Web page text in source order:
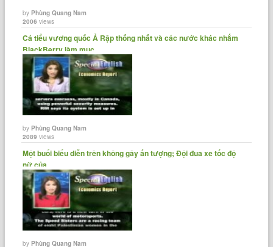
byPhùng Quang Nam
2006 views
Cá tiểu vương quốc Ả Rập thống nhất và các nước khác nhắm
BlackBerry làm mục......
byPhùng Quang Nam
2089 views
Một buổi biểu diễn trên không gây ấn tượng; Đội đua xe tốc độ
nữ của......
byPhùng Quang Nam